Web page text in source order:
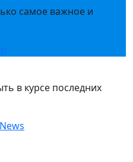
самое важное и
в курсе последних